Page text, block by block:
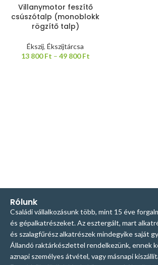
Villanymotor feszítő
csúszótalp (monoblokk
rögzítő talp)
Ékszíj, Ékszíjtárcsa
13 800Ft – 49 800Ft
Rólunk
Családi vállalkozásunk több, mint 15 éve
és gépalkatrészeket. Az esztergált, mart
és szalagfűrész alkatrészek mindegyike saját
Állandó raktárkészlettel rendelkezünk, ennek
aznapi személyes átvétel, vagy másnapi